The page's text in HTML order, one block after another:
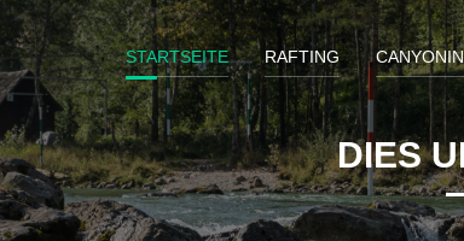
STARTSEITE RAFTING
DIES